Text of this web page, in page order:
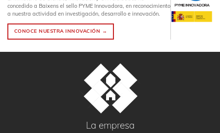
concedido a Baixens el sello PYME Innovadora, en reconocimiento
a nuestra actividad en investigación, desarrollo e innovación.
CONOCE NUESTRA INNOVACIÓN →
La empresa